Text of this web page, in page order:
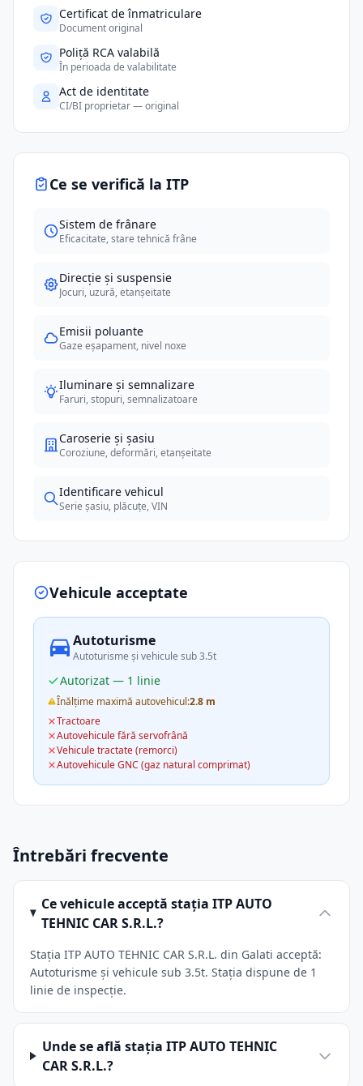
Certificat de înmatriculare
Document original
Poliță RCA valabilă
În perioada de valabilitate
Act de identitate
CI/BI proprietar — original
Ce se verifică la ITP
Sistem de frânare
Eficacitate, stare tehnică frâne
Direcție și suspensie
Jocuri, uzură, etanșeitate
Emisii poluante
Gaze eșapament, nivel noxe
Iluminare și semnalizare
Faruri, stopuri, semnalizatoare
Caroserie și șasiu
Coroziune, deformări, etanșeitate
Identificare vehicul
Serie șasiu, plăcuțe, VIN
Vehicule acceptate
Autoturisme
Autoturisme și vehicule sub 3.5t
Autorizat — 1 linie
Înălțime maximă autovehicul:2.8 m
Tractoare
Autovehicule fără servofrână
Vehicule tractate (remorci)
Autovehicule GNC (gaz natural comprimat)
Întrebări frecvente
Ce vehicule acceptă stația ITP AUTO
TEHNIC CAR S.R.L.?
Stația ITP AUTO TEHNIC CAR S.R.L. din Galati acceptă:
Autoturisme și vehicule sub 3.5t. Stația dispune de 1
linie de inspecție.
Unde se află stația ITP AUTO TEHNIC
CAR S.R.L.?